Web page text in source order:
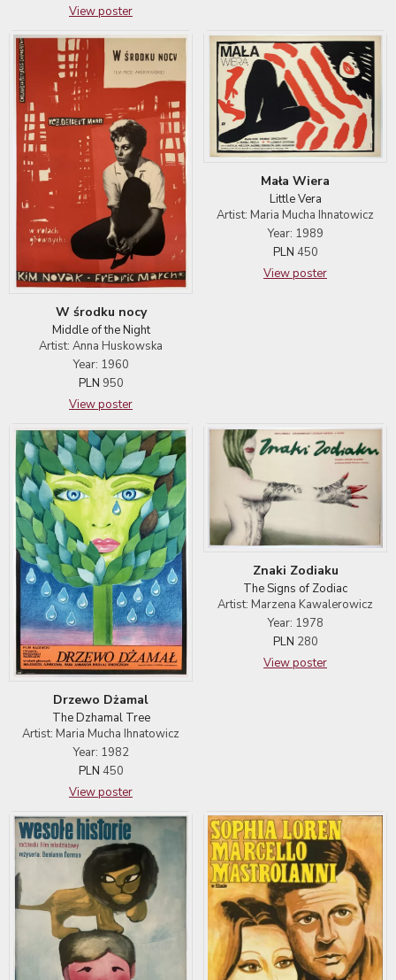
View poster
W środku nocy
Middle of the Night
Artist: Anna Huskowska
Year: 1960
PLN 950
View poster
Mała Wiera
Little Vera
Artist: Maria Mucha Ihnatowicz
Year: 1989
PLN 450
View poster
Drzewo Dżamal
The Dzhamal Tree
Artist: Maria Mucha Ihnatowicz
Year: 1982
PLN 450
View poster
Znaki Zodiaku
The Signs of Zodiac
Artist: Marzena Kawalerowicz
Year: 1978
PLN 280
View poster